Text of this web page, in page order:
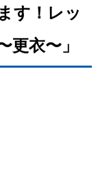
す！レッ
更衣〜」